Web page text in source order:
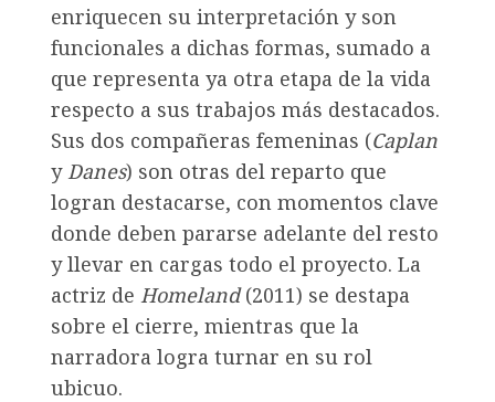
enriquecen su interpretación y son
funcionales a dichas formas, sumado a
que representa ya otra etapa de la vida
respecto a sus trabajos más destacados.
Sus dos compañeras femeninas (Caplan
yDanes) son otras del reparto que
logran destacarse, con momentos clave
donde deben pararse adelante del resto
y llevar en cargas todo el proyecto. La
actriz de Homeland(2011) se destapa
sobre el cierre, mientras que la
narradora logra turnar en su rol
ubicuo.